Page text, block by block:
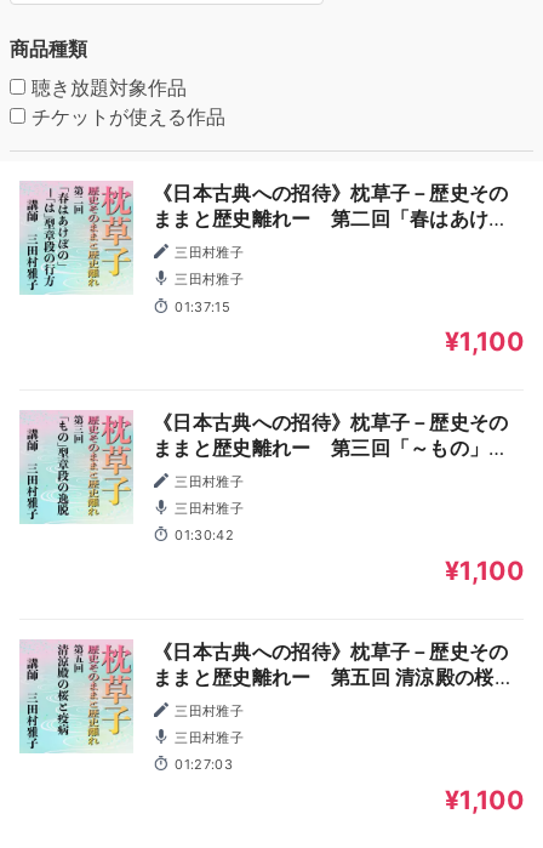
商品種類
聴き放題対象作品
チケットが使える作品
《日本古典への招待》枕草子－歴史その
ままと歴史離れー 第二回「春はあけぼ
の」―「～は」型章段の行方
三田村雅子
三田村雅子
01:37:15
¥1,100
《日本古典への招待》枕草子－歴史その
ままと歴史離れー 第三回「～もの」型
章段の逸脱
三田村雅子
三田村雅子
01:30:42
¥1,100
《日本古典への招待》枕草子－歴史その
ままと歴史離れー 第五回 清涼殿の桜と
疫病三田村雅子
三田村雅子
01:27:03
¥1,100